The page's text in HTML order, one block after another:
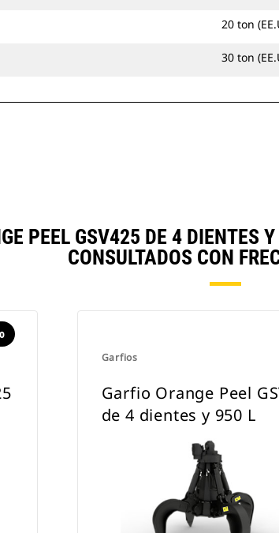
20 ton
30 ton
PEEL GSV425 DE 4 DIENTES
CONSULTADOS CON
Garfios
Garfio Orange Peel
de 4 dientes y 950 L